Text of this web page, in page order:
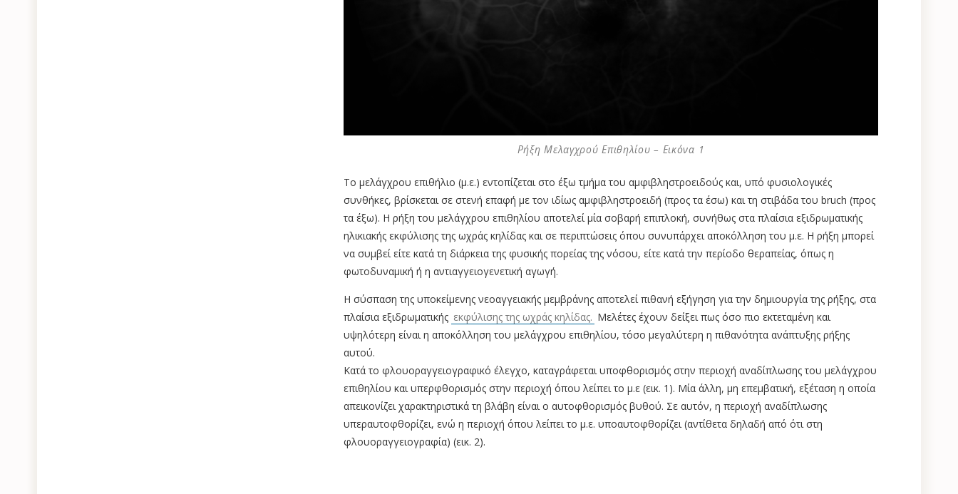
Ρήξη Μελαγχρού Επιθηλίου – Εικόνα 1
Το μελάγχρου επιθήλιο (μ.ε.) εντοπίζεται στο έξω τμήμα του αμφιβληστροειδούς και, υπό φυσιολογικές
συνθήκες, βρίσκεται σε στενή επαφή με τον ιδίως αμφιβληστροειδή (προς τα έσω) και τη στιβάδα του bruch (προς
τα έξω). Η ρήξη του μελάγχρου επιθηλίου αποτελεί μία σοβαρή επιπλοκή, συνήθως στα πλαίσια εξιδρωματικής
ηλικιακής εκφύλισης της ωχράς κηλίδας και σε περιπτώσεις όπου συνυπάρχει αποκόλληση του μ.ε. Η ρήξη μπορεί
να συμβεί είτε κατά τη διάρκεια της φυσικής πορείας της νόσου, είτε κατά την περίοδο θεραπείας, όπως η
φωτοδυναμική ή η αντιαγγειογενετική αγωγή.
Η σύσπαση της υποκείμενης νεοαγγειακής μεμβράνης αποτελεί πιθανή εξήγηση για την δημιουργία της ρήξης, στα
πλαίσια εξιδρωματικής εκφύλισης της ωχράς κηλίδας. Μελέτες έχουν δείξει πως όσο πιο εκτεταμένη και
υψηλότερη είναι η αποκόλληση του μελάγχρου επιθηλίου, τόσο μεγαλύτερη η πιθανότητα ανάπτυξης ρήξης
αυτού.
Κατά το φλουοραγγειογραφικό έλεγχο, καταγράφεται υποφθορισμός στην περιοχή αναδίπλωσης του μελάγχρου
επιθηλίου και υπερφθορισμός στην περιοχή όπου λείπει το μ.ε (εικ. 1). Μία άλλη, μη επεμβατική, εξέταση η οποία
απεικονίζει χαρακτηριστικά τη βλάβη είναι ο αυτοφθορισμός βυθού. Σε αυτόν, η περιοχή αναδίπλωσης
υπεραυτοφθορίζει, ενώ η περιοχή όπου λείπει το μ.ε. υποαυτοφθορίζει (αντίθετα δηλαδή από ότι στη
φλουοραγγειογραφία) (εικ. 2).